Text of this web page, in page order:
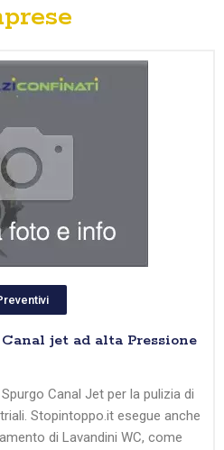
jet ad alta Pressione
Canal Jet per la pulizia di
Stopintoppo.it esegue anche
di Lavandini WC, come